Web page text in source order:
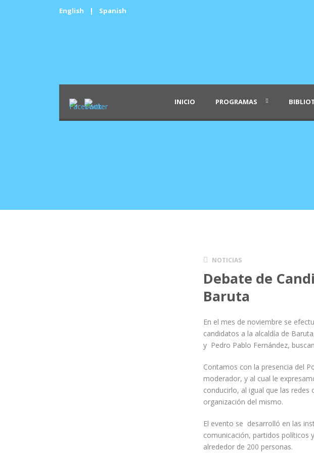
English | Spanish
INICIO PROGRAMAS
NOTICIAS
Debate de
Baruta
En el mes de noviembre se
candidatos a la alcaldía de
y Pedro Pablo Fernández,
Contamos con la presencia del
moderador, y al cual le
conducirlo, al igual que las
organización del mismo.
El evento se desarrolló en las
comunicación, partidos políticos
alrededor de 200 personas.